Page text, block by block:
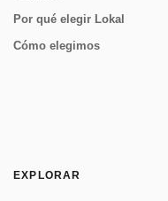
Por qué elegir Lokal
Cómo elegimos
EXPLORAR